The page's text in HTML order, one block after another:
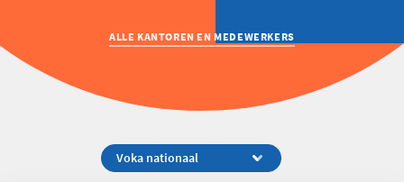
ALLE KANTOREN EN MEDEWERKERS